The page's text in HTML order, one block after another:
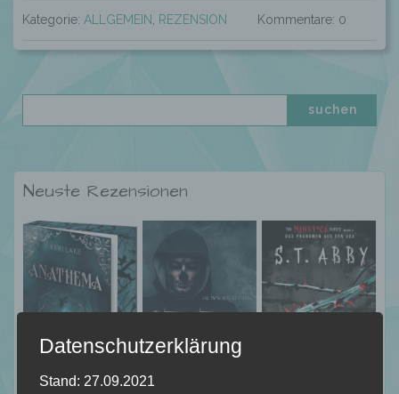
Kategorie: ALLGEMEIN REZENSION Kommentare: 0
Neuste Rezensionen
Datenschutzerklärung
Stand: 27.09.2021